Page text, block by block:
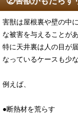
害獣は屋根裏や壁の中
な被害を与えることがあ
特に天井裏は人の目が
なっているケースも少
例えば、
●断熱材を荒らす